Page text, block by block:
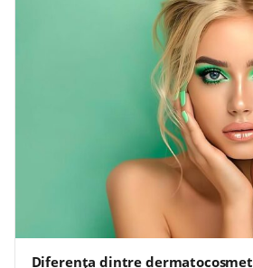
Diferența dintre